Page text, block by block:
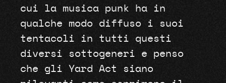
cui la musica punk ha in
qualche modo diffuso i suoi
tentacoli in tutti questi
diversi sottogeneri e penso
che gli Yard Act siano